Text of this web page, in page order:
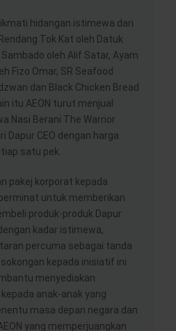
hidangan istimewa dari
Tok Kat oleh Datuk
oleh Alif Satar, Ayam
Fizo Omar, SR Seafood
dan Black Chicken Bread
itu AEON turut menjual
Nasi Berani The Warrior
Dapur CEO dengan harga
satu pek.
pakej korporat kepada
untuk memberikan
produk-produk Dapur
kadar istimewa,
percuma sebagai tanda
kepada inisiatif ini
menyediakan
anak-anak yang
masa depan negara dan
yang memperjuangkan